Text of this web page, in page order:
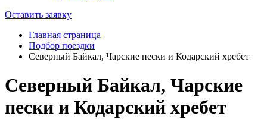
Оставить заявку
Главная страница
Подбор поездки
Северный Байкал, Чарские пески и Кодарский хребет
Северный Байкал, Чарские
пески и Кодарский хребет